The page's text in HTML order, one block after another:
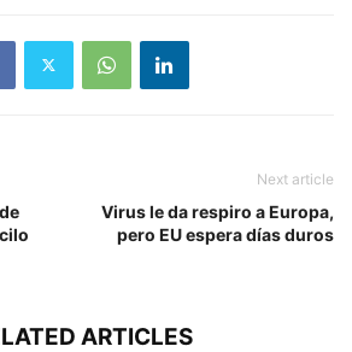
Next article
Virus le da respiro a Europa,
pero EU espera días duros
ARTICLES